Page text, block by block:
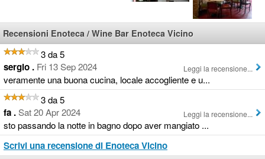
Recensioni Enoteca / Wine Bar Enoteca Vicino
3 da 5
sergio . Fri 13 Sep 2024
veramente una buona cucina, locale accogliente e u...
Leggi la recensione...
3 da 5
fa .Sat 20 Apr 2024
sto passando la notte in bagno dopo aver mangiato ...
Leggi la recensione...
Scrivi una recensione di Enoteca Vicino